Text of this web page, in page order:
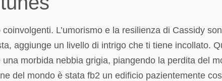
L’umorismo e la resilienza di Cassidy
aggiunge un livello di intrigo che ti tiene incollato.
morbida nebbia grigia, piangendo la perdita del
del mondo è stata fb2 un edificio pazientemente